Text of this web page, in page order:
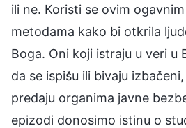
ili ne. Koristi se ovim
metodama kako bi otkrila
Boga. Oni koji istraju u veri u
da se ispišu ili bivaju
predaju organima javne
epizodi donosimo istinu o